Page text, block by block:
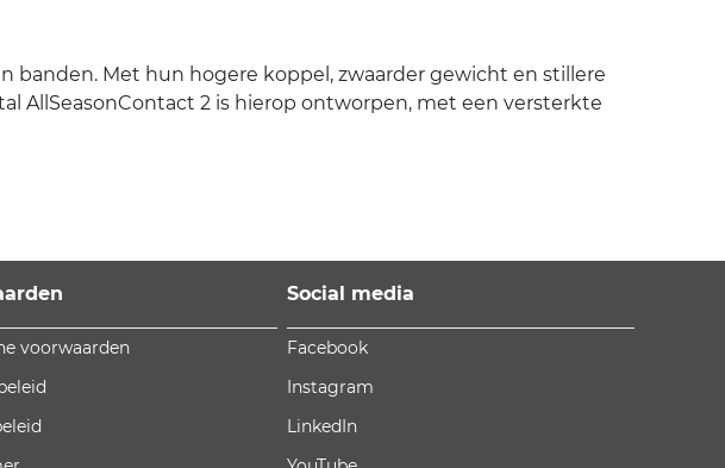
banden. Met hun hogere koppel, zwaarder gewicht en stillere
AllSeasonContact 2 is hierop ontworpen, met een versterkte
voorwaarden
Social media
Facebook
Instagram
LinkedIn